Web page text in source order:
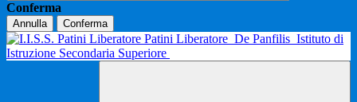
Conferma
Annulla Conferma
Patini Liberatore De Panfilis Istituto di
Istruzione Secondaria Superiore